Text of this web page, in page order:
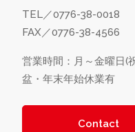
TEL／0776-38-0018
FAX／0776-38-4566
営業時間：月～金曜日(
盆・年末年始休業有
Contact